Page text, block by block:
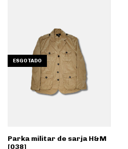
ESGOTADO
Parka militar de sarja H&M
[038]